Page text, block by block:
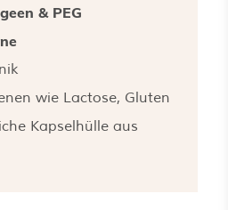
& PEG
wie Lactose, Gluten
Kapselhülle aus